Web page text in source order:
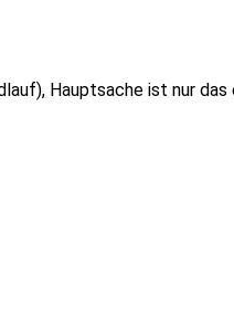
Hauptsache ist nur